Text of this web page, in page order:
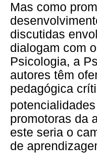
Mas como
discutidas
dialogam com
Psicologia, a
autores têm
pedagógica
promotoras da
este seria o
de